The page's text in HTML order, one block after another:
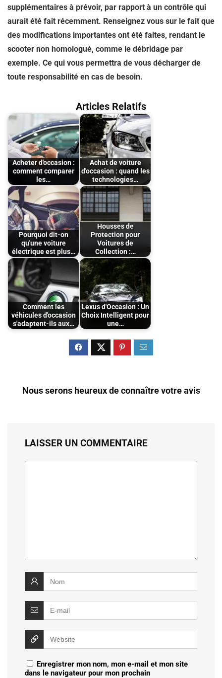
supplémentaires à prévoir, par rapport à un contrôle qui
aurait été fait récemment. Renseignez vous sur le fait que
des modifications importantes ont été faites, rendant le
scooter non homologué, comme le débridage par
exemple. Ce qui vous permettra de vous décharger de
toute responsabilité en cas de besoin.
Articles Relatifs
Acheter d'occasion :
comment comparer
les…
Achat de voiture
d'occasion : quand les
technologies…
Pourquoi dit-on
qu'une voiture
électrique est plus…
Housses de
Protection pour
Voitures de
Collection :…
Comment les
véhicules d'occasion
s'adaptent-ils aux…
Lexus d'Occasion : Un
Choix Intelligent pour
une…
Nous serons heureux de connaître votre avis
LAISSER UN COMMENTAIRE
Enregistrer mon nom, mon e-mail et mon site
dans le navigateur pour mon prochain